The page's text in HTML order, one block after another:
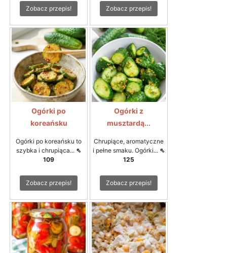
Zobacz przepis! Zobacz przepis!
Ogórki po
koreańsku
Ogórki po koreańsku to
szybka i chrupiąca... ⇖
109
Zobacz przepis!
Ogórki z
musztardą...
Chrupiące, aromatyczne
i pełne smaku. Ogórki... ⇖
125
Zobacz przepis!